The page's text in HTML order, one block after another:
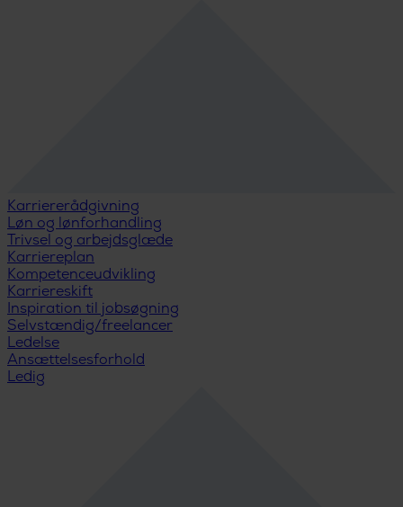
Karriererådgivning
Løn og lønforhandling
Trivsel og arbejdsglæde
Karriereplan
Kompetenceudvikling
Karriereskift
Inspiration til jobsøgning
Selvstændig/freelancer
Ledelse
Ansættelsesforhold
Ledig